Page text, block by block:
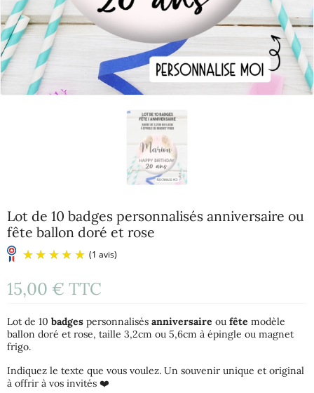
Lot de 10 badges personnalisés anniversaire ou
fête ballon doré et rose
(1 avis)
15,00 € TTC
Lot de 10 badges personnalisés anniversaire ou fête modèle
ballon doré et rose, taille 3,2cm ou 5,6cm à épingle ou magnet
frigo.
Indiquez le texte que vous voulez. Un souvenir unique et original
à offrir à vos invités ❤️